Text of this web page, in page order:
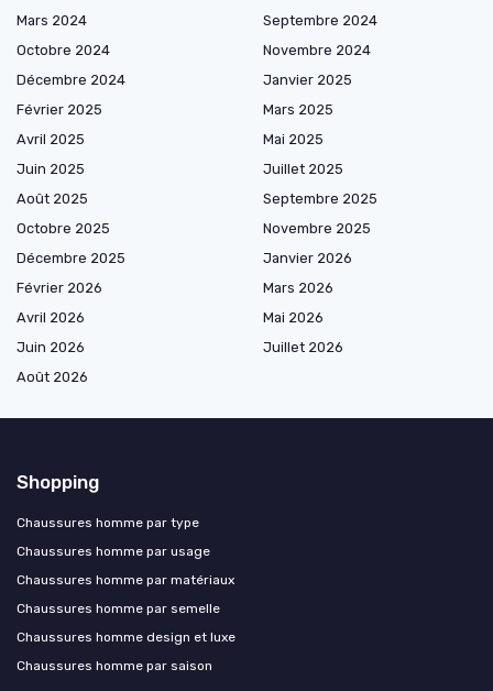
Mars 2024
Septembre 2024
Octobre 2024
Novembre 2024
Décembre 2024
Janvier 2025
Février 2025
Mars 2025
Avril 2025
Mai 2025
Juin 2025
Juillet 2025
Août 2025
Septembre 2025
Octobre 2025
Novembre 2025
Décembre 2025
Janvier 2026
Février 2026
Mars 2026
Avril 2026
Mai 2026
Juin 2026
Juillet 2026
Août 2026
Shopping
Chaussures homme par type
Chaussures homme par usage
Chaussures homme par matériaux
Chaussures homme par semelle
Chaussures homme design et luxe
Chaussures homme par saison